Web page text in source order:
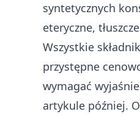
syntetycznych
eteryczne,
Wszystkie
przystępne
wymagać
artykule później.